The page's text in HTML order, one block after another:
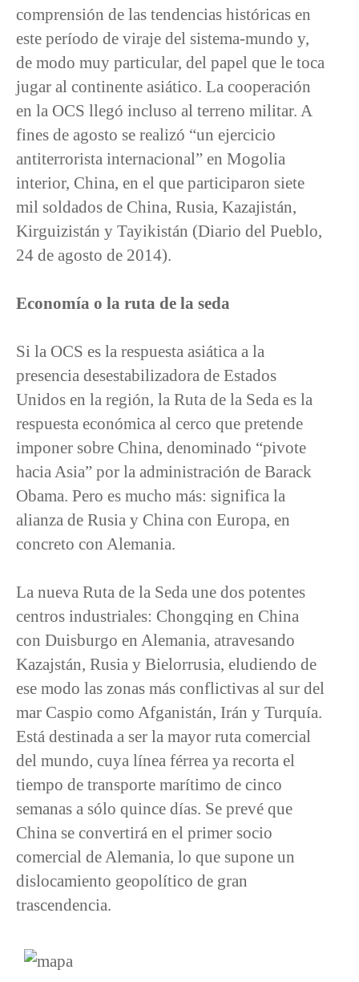
comprensión de las tendencias históricas en
este período de viraje del sistema-mundo y,
de modo muy particular, del papel que le toca
jugar al continente asiático. La cooperación
en la OCS llegó incluso al terreno militar. A
fines de agosto se realizó “un ejercicio
antiterrorista internacional” en Mogolia
interior, China, en el que participaron siete
mil soldados de China, Rusia, Kazajistán,
Kirguizistán y Tayikistán (Diario del Pueblo,
24 de agosto de 2014).
Economía o la ruta de la seda
Si la OCS es la respuesta asiática a la
presencia desestabilizadora de Estados
Unidos en la región, la Ruta de la Seda es la
respuesta económica al cerco que pretende
imponer sobre China, denominado “pivote
hacia Asia” por la administración de Barack
Obama. Pero es mucho más: significa la
alianza de Rusia y China con Europa, en
concreto con Alemania.
La nueva Ruta de la Seda une dos potentes
centros industriales: Chongqing en China
con Duisburgo en Alemania, atravesando
Kazajstán, Rusia y Bielorrusia, eludiendo de
ese modo las zonas más conflictivas al sur del
mar Caspio como Afganistán, Irán y Turquía.
Está destinada a ser la mayor ruta comercial
del mundo, cuya línea férrea ya recorta el
tiempo de transporte marítimo de cinco
semanas a sólo quince días. Se prevé que
China se convertirá en el primer socio
comercial de Alemania, lo que supone un
dislocamiento geopolítico de gran
trascendencia.